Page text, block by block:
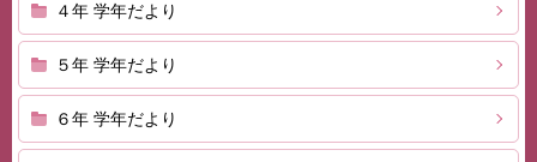
４年 学年だより
５年 学年だより
６年 学年だより